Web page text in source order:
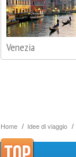
Home Idee di viaggio
Venezia